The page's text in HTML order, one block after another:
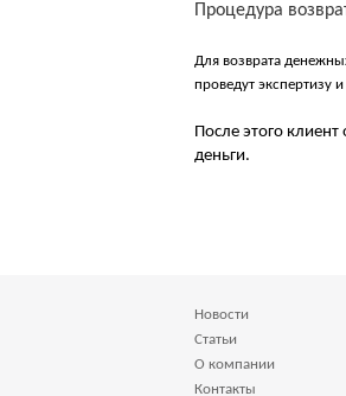
Процедура
Для возврата
проведут
После этого
деньги.
Новости
Статьи
О компании
Контакты